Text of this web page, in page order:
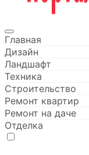
Строительный портал
Главная
Дизайн
Ландшафт
Техника
Строительство
Ремонт квартир
Ремонт на даче
Отделка